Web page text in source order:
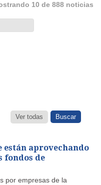
10 de 888 noticias
Ver todas
están aprovechando
fondos de
por empresas de la